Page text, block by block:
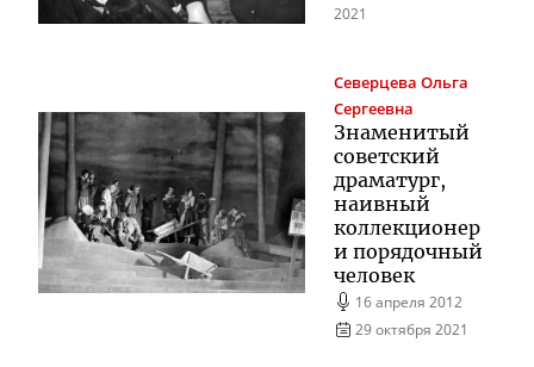
2021
Северцева Ольга
Сергеевна
Знаменитый
советский
драматург,
наивный
коллекционер
и порядочный
человек
16 апреля 2012
29 октября 2021